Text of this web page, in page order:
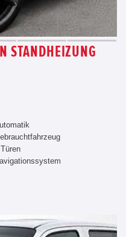
STANDHEIZUNG